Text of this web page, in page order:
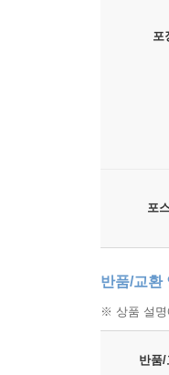
포
포
반품/교환
※ 상품 설명
반품/